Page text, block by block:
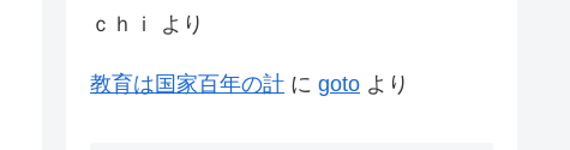
ｃｈｉ
より
教育は国家百年の計 に goto より